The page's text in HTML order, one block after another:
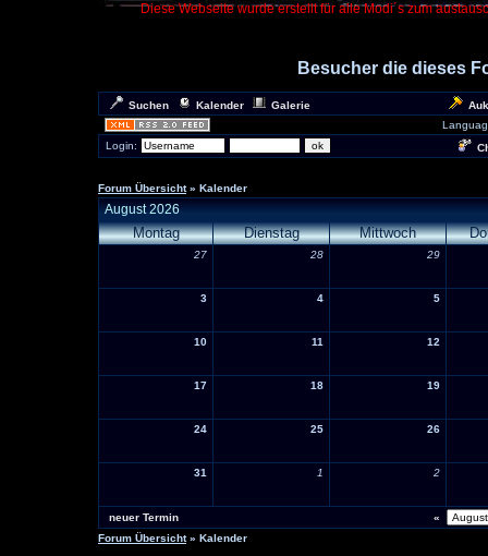
Diese Webseite wurde erstellt für alle Modi´s zum
Besucher die dieses
Suchen Kalender Galerie
Login:
Forum Übersicht» Kalender
August 2026
Montag Dienstag Mittwoch
27 28 29
3 4 5
10 11 12
17 18 19
24 25 26
31 1 2
neuer Termin
«
Forum Übersicht» Kalender